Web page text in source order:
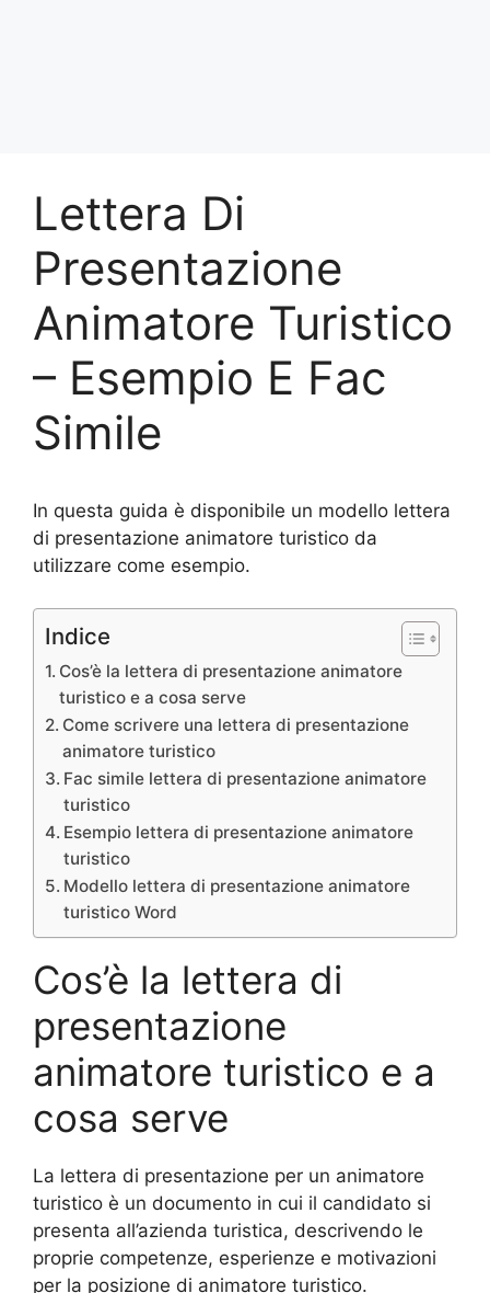
Lettera Di
Presentazione
Animatore Turistico
– Esempio E Fac
Simile
In questa guida è disponibile un modello lettera
di presentazione animatore turistico da
utilizzare come esempio.
Indice
Cos’è la lettera di presentazione animatore
turistico e a cosa serve
Come scrivere una lettera di presentazione
animatore turistico
Fac simile lettera di presentazione animatore
turistico
Esempio lettera di presentazione animatore
turistico
Modello lettera di presentazione animatore
turistico Word
Cos’è la lettera di
presentazione
animatore turistico e a
cosa serve
La lettera di presentazione per un animatore
turistico è un documento in cui il candidato si
presenta all’azienda turistica, descrivendo le
proprie competenze, esperienze e motivazioni
per la posizione di animatore turistico.